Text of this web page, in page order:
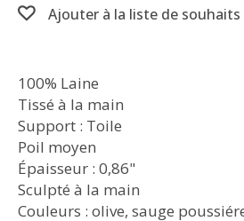
Ajouter à la liste de souhaits
100% Laine
Tissé à la main
Support : Toile
Poil moyen
Épaisseur : 0,86"
Sculpté à la main
Couleurs : olive, sauge